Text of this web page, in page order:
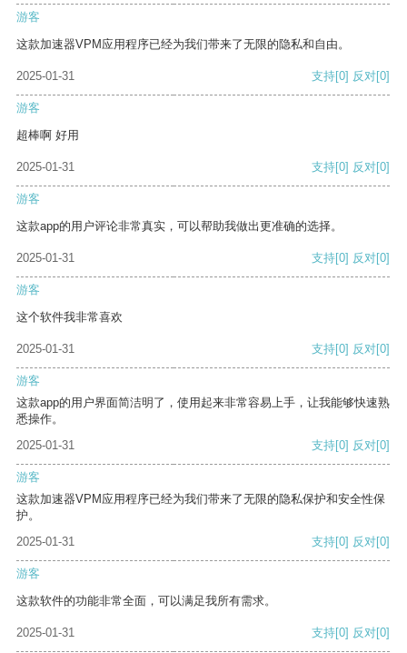
游客
这款加速器VPM应用程序已经为我们带来了无限的隐私和自由。
2025-01-31 支持[0] 反对[0]
游客
超棒啊 好用
2025-01-31 支持[0] 反对[0]
游客
这款app的用户评论非常真实，可以帮助我做出更准确的选择。
2025-01-31 支持[0] 反对[0]
游客
这个软件我非常喜欢
2025-01-31 支持[0] 反对[0]
游客
这款app的用户界面简洁明了，使用起来非常容易上手，让我能够快速熟
悉操作。
2025-01-31
支持[0] 反对[0]
游客
这款加速器VPM应用程序已经为我们带来了无限的隐私保护和安全性保
护。
2025-01-31
支持[0] 反对[0]
游客
这款软件的功能非常全面，可以满足我所有需求。
2025-01-31 支持[0] 反对[0]